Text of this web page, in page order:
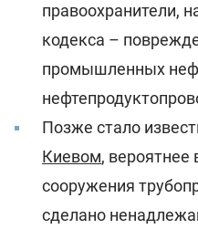
правоохранители,
кодекса –
промышленных
Позже стало
Киевом, вероятнее
сооружения
сделано